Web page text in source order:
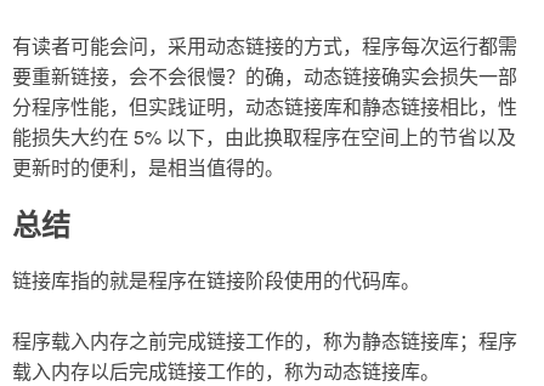
有读者可能会问，采用动态链接的方式，程序每次运行都需
要重新链接，会不会很慢？的确，动态链接确实会损失一部
分程序性能，但实践证明，动态链接库和静态链接相比，性
能损失大约在 5% 以下，由此换取程序在空间上的节省以及
更新时的便利，是相当值得的。
总结
链接库指的就是程序在链接阶段使用的代码库。
程序载入内存之前完成链接工作的，称为静态链接库；程序
载入内存以后完成链接工作的，称为动态链接库。